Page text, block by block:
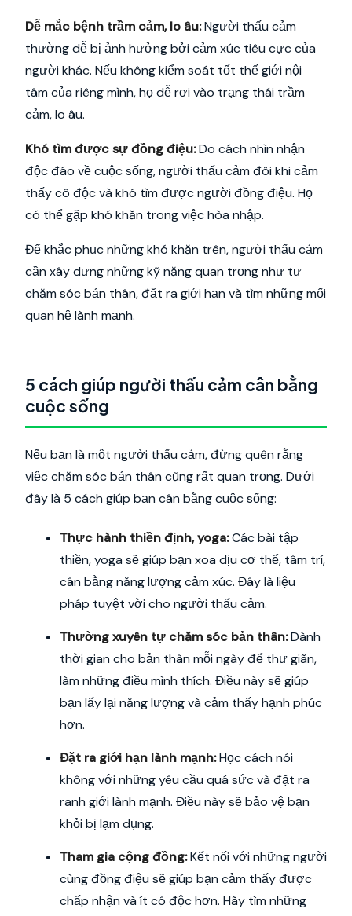
Dễ mắc bệnh trầm cảm, lo âu:Người thấu cảm
thường dễ bị ảnh hưởng bởi cảm xúc tiêu cực của
người khác. Nếu không kiểm soát tốt thế giới nội
tâm của riêng mình, họ dễ rơi vào trạng thái trầm
cảm, lo âu.
Khó tìm được sự đồng điệu:Do cách nhìn nhận
độc đáo về cuộc sống, người thấu cảm đôi khi cảm
thấy cô độc và khó tìm được người đồng điệu. Họ
có thể gặp khó khăn trong việc hòa nhập.
Để khắc phục những khó khăn trên, người thấu cảm
cần xây dựng những kỹ năng quan trọng như tự
chăm sóc bản thân, đặt ra giới hạn và tìm những mối
quan hệ lành mạnh.
5 cách giúp người thấu cảm cân bằng
cuộc sống
Nếu bạn là một người thấu cảm, đừng quên rằng
việc chăm sóc bản thân cũng rất quan trọng. Dưới
đây là 5 cách giúp bạn cân bằng cuộc sống:
Thực hành thiền định, yoga:Các bài tập
thiền, yoga sẽ giúp bạn xoa dịu cơ thể, tâm trí,
cân bằng năng lượng cảm xúc. Đây là liệu
pháp tuyệt vời cho người thấu cảm.
Thường xuyên tự chăm sóc bản thân:Dành
thời gian cho bản thân mỗi ngày để thư giãn,
làm những điều mình thích. Điều này sẽ giúp
bạn lấy lại năng lượng và cảm thấy hạnh phúc
hơn.
Đặt ra giới hạn lành mạnh:Học cách nói
không với những yêu cầu quá sức và đặt ra
ranh giới lành mạnh. Điều này sẽ bảo vệ bạn
khỏi bị lạm dụng.
Tham gia cộng đồng:Kết nối với những người
cùng đồng điệu sẽ giúp bạn cảm thấy được
chấp nhận và ít cô độc hơn. Hãy tìm những